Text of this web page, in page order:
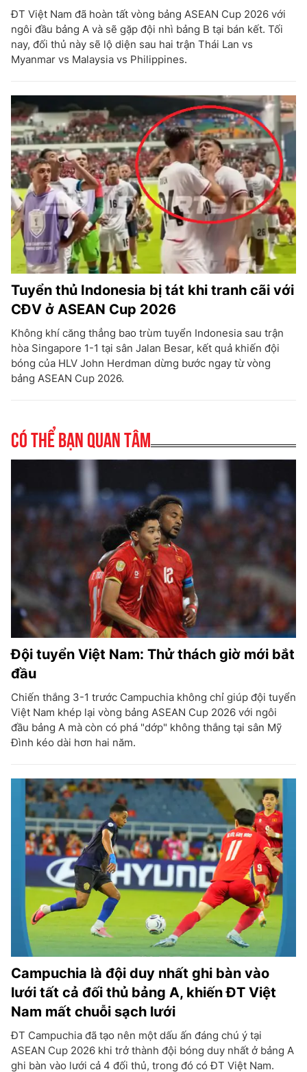
ĐT Việt Nam đã hoàn tất vòng bảng ASEAN Cup 2026 với
ngôi đầu bảng A và sẽ gặp đội nhì bảng B tại bán kết. Tối
nay, đối thủ này sẽ lộ diện sau hai trận Thái Lan vs
Myanmar vs Malaysia vs Philippines.
Tuyển thủ Indonesia bị tát khi tranh cãi với
CĐV ở ASEAN Cup 2026
Không khí căng thẳng bao trùm tuyển Indonesia sau trận
hòa Singapore 1-1 tại sân Jalan Besar, kết quả khiến đội
bóng của HLV John Herdman dừng bước ngay từ vòng
bảng ASEAN Cup 2026.
Có thể bạn quan tâm
Đội tuyển Việt Nam: Thử thách giờ mới bắt
đầu
Chiến thắng 3-1 trước Campuchia không chỉ giúp đội tuyển
Việt Nam khép lại vòng bảng ASEAN Cup 2026 với ngôi
đầu bảng A mà còn có phá "dớp" không thắng tại sân Mỹ
Đình kéo dài hơn hai năm.
Campuchia là đội duy nhất ghi bàn vào
lưới tất cả đối thủ bảng A, khiến ĐT Việt
Nam mất chuỗi sạch lưới
ĐT Campuchia đã tạo nên một dấu ấn đáng chú ý tại
ASEAN Cup 2026 khi trở thành đội bóng duy nhất ở bảng A
ghi bàn vào lưới cả 4 đối thủ, trong đó có ĐT Việt Nam.